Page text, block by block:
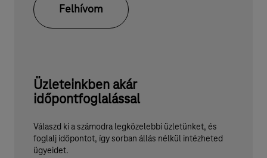
Felhívom
Üzleteinkben akár
időpontfoglalással
Válaszd ki a számodra legközelebbi üzletünket, és
foglalj időpontot, így sorban állás nélkül intézheted
ügyeidet.